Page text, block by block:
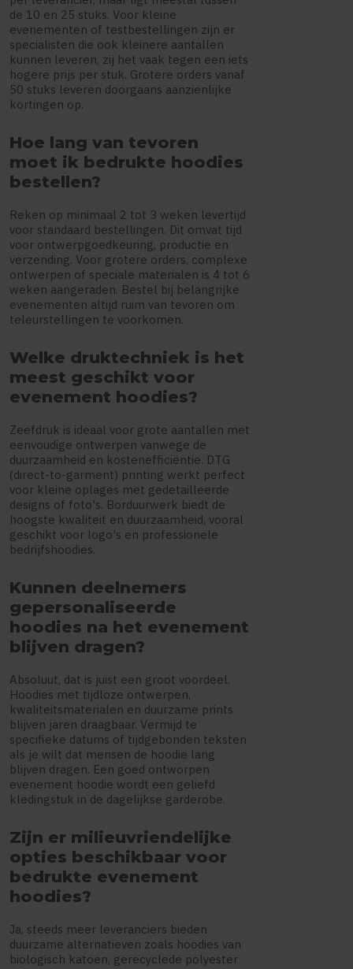
de 10 en 25 stuks. Voor kleine
evenementen of testbestellingen zijn er
specialisten die ook kleinere aantallen
kunnen leveren, zij het vaak tegen een iets
hogere prijs per stuk. Grotere orders vanaf
50 stuks leveren doorgaans aanzienlijke
kortingen op.
Hoe lang van tevoren
moet ik bedrukte hoodies
bestellen?
Reken op minimaal 2 tot 3 weken levertijd
voor standaard bestellingen. Dit omvat tijd
voor ontwerpgoedkeuring, productie en
verzending. Voor grotere orders, complexe
ontwerpen of speciale materialen is 4 tot 6
weken aangeraden. Bestel bij belangrijke
evenementen altijd ruim van tevoren om
teleurstellingen te voorkomen.
Welke druktechniek is het
meest geschikt voor
evenement hoodies?
Zeefdruk is ideaal voor grote aantallen met
eenvoudige ontwerpen vanwege de
duurzaamheid en kostenefficiëntie. DTG
(direct-to-garment) printing werkt perfect
voor kleine oplages met gedetailleerde
designs of foto's. Borduurwerk biedt de
hoogste kwaliteit en duurzaamheid, vooral
geschikt voor logo's en professionele
bedrijfshoodies.
Kunnen deelnemers
gepersonaliseerde
hoodies na het evenement
blijven dragen?
Absoluut, dat is juist een groot voordeel.
Hoodies met tijdloze ontwerpen,
kwaliteitsmaterialen en duurzame prints
blijven jaren draagbaar. Vermijd te
specifieke datums of tijdgebonden teksten
als je wilt dat mensen de hoodie lang
blijven dragen. Een goed ontworpen
evenement hoodie wordt een geliefd
kledingstuk in de dagelijkse garderobe.
Zijn er milieuvriendelijke
opties beschikbaar voor
bedrukte evenement
hoodies?
Ja, steeds meer leveranciers bieden
duurzame alternatieven zoals hoodies van
biologisch katoen, gerecyclede polyester